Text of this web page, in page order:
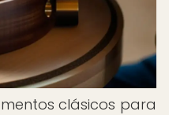
clásicos para